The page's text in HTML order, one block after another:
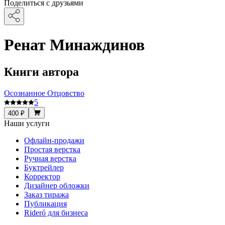
Поделиться с друзьями
Ренат Минаждинов
Книги автора
Осознанное Отцовство
5
400 ₽
Наши услуги
Офлайн-продажи
Простая верстка
Ручная верстка
Буктрейлер
Корректор
Дизайнер обложки
Заказ тиража
Публикация
Rideró для бизнеса